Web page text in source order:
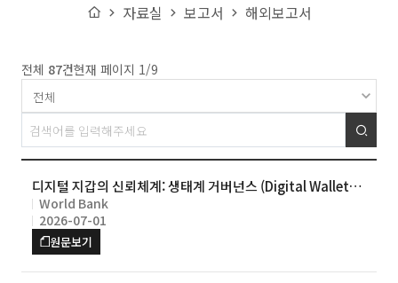
Home
자료실 보고서 해외보고서
전체 87건현재 페이지 1/9
검색
디지털 지갑의 신뢰체계: 생태계 거버넌스 (Digital Wallets:
Trust Frameworks – Governing the Ecosystem)
World Bank
2026-07-01
원문보기